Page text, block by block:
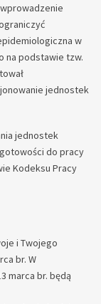
w
na podstawie tzw.
jednostek
jednostek
do pracy
Kodeksu Pracy
i Twojego
br. W
marca br. będą